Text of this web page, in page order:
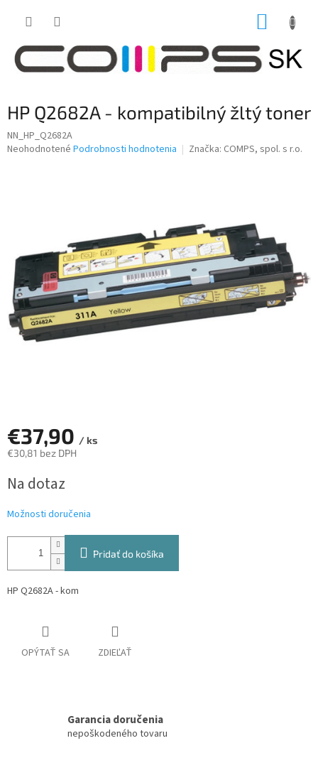
HP Q2682A - kompatibilný žltý toner
NN_HP_Q2682A
Priemerné
Neohodnotené Podrobnosti hodnotenia Značka: COMPS, spol. s r.o.
€37,90 / ks
€30,81 bez DPH
cena:
Na dotaz
Možnosti doručenia
Pridať do košíka
HP Q2682A - kom
OPÝTAŤ SA ZDIEĽAŤ
Garancia doručenia
nepoškodeného tovaru